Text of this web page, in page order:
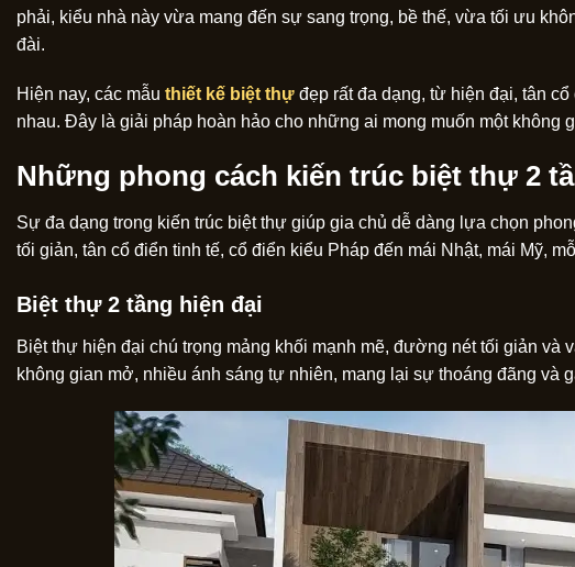
phải, kiểu nhà này vừa mang đến sự sang trọng, bề thế, vừa tối ưu
đài.
Hiện nay, các mẫu thiết kế biệt thự đẹp rất đa dạng, từ hiện đại, tân
nhau. Đây là giải pháp hoàn hảo cho những ai mong muốn một
Những phong cách kiến trúc biệt thự 2
Sự đa dạng trong kiến trúc biệt thự giúp gia chủ dễ dàng lựa chọn
tối giản, tân cổ điển tinh tế, cổ điển kiểu Pháp đến mái Nhật, mái Mỹ,
Biệt thự 2 tầng hiện đại
Biệt thự hiện đại chú trọng mảng khối mạnh mẽ, đường nét tối giản
không gian mở, nhiều ánh sáng tự nhiên, mang lại sự thoáng đãng và